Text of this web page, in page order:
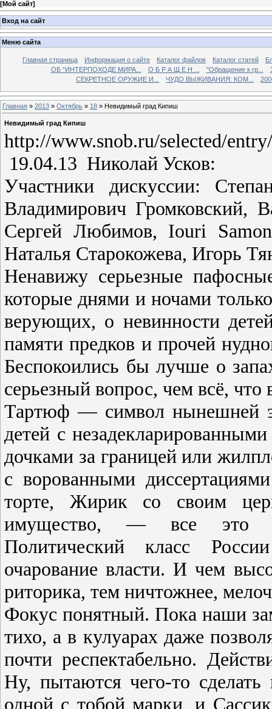
[Мой сайт]
Вход на сайт
Меню сайта
Главная страница Информация о сайте Каталог файлов Каталог статей
ОБ “ИНТЕРПОХОДЕ МИРА...
О Б Р А Щ Е Н ... "Обращение к гр...
СЕКРЕТНОЕ ОРУЖИЕ И...
ЧУДО ВЫЖИВАНИЯ: КОМ...
Главная » 2013 » Октябрь » 18 » Невидимый град Кипиш
Невидимый град Кипиш
http://www.snob.ru/selected/
19.04.13 Николай Усков:
Участники дискуссии:
Владимирович Громковский,
Сергей Любимов, Iouri
Наталья Старокожева, Игорь
Ненавижу серьезные
которые днями и ночами
верующих, о невинности
памяти предков и прочей
Беспокоились бы лучше о
серьезный вопрос, чем всё,
Тартюф — символ нынешней
детей с
дочками за границей или
с ворованными
торте, Жирик со своим
имущество, — все это
Политический класс
очарование власти. И чем
риторика, тем ничтожнее,
Фокус понятный. Пока наши
тихо, а в кулуарах даже
почти респектабельно.
Ну, пытаются чего-то
одной с тобой марки, и